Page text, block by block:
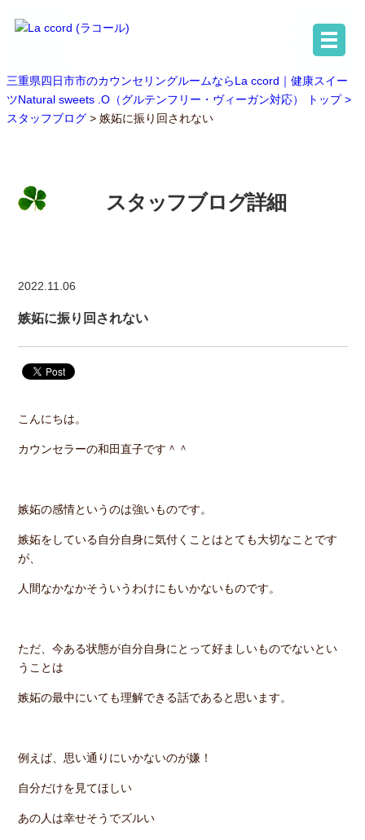
三重県四日市市のカウンセリングルームならLa ccord｜健康スイー
ツNatural sweets .O（グルテンフリー・ヴィーガン対応） トップ >
スタッフブログ > 嫉妬に振り回されない
スタッフブログ詳細
2022.11.06
嫉妬に振り回されない
こんにちは。
カウンセラーの和田直子です＾＾
嫉妬の感情というのは強いものです。
嫉妬をしている自分自身に気付くことはとても大切なことです
が、
人間なかなかそういうわけにもいかないものです。
ただ、今ある状態が自分自身にとって好ましいものでないとい
うことは
嫉妬の最中にいても理解できる話であると思います。
例えば、思い通りにいかないのが嫌！
自分だけを見てほしい
あの人は幸せそうでズルい